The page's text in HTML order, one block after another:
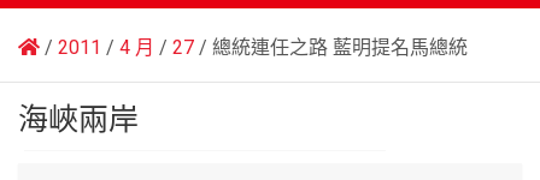
2011 4 月 27 總統連任之路 藍明提名馬總統
海峽兩岸